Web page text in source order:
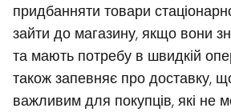
придбанняти товари
зайти до магазину, якщо вони
та мають потребу в швидкій
також запевняє про доставку,
важливим для покупців, які не